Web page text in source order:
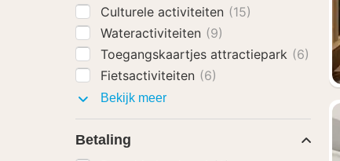
Culturele activiteiten (15)
Wateractiviteiten (9)
Toegangskaartjes attractiepark (6)
Fietsactiviteiten (6)
Bekijk meerArrangementen
Betaling